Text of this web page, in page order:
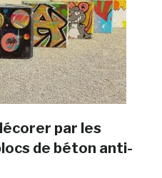
par les
de béton anti-